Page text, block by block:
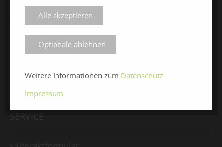
Veranstalter
Messe-News
Medienspiegel
Instagram
SERVICE
Alle akzeptieren
Optionale ablehnen
Weitere Informationen zum Datenschutz
Impressum